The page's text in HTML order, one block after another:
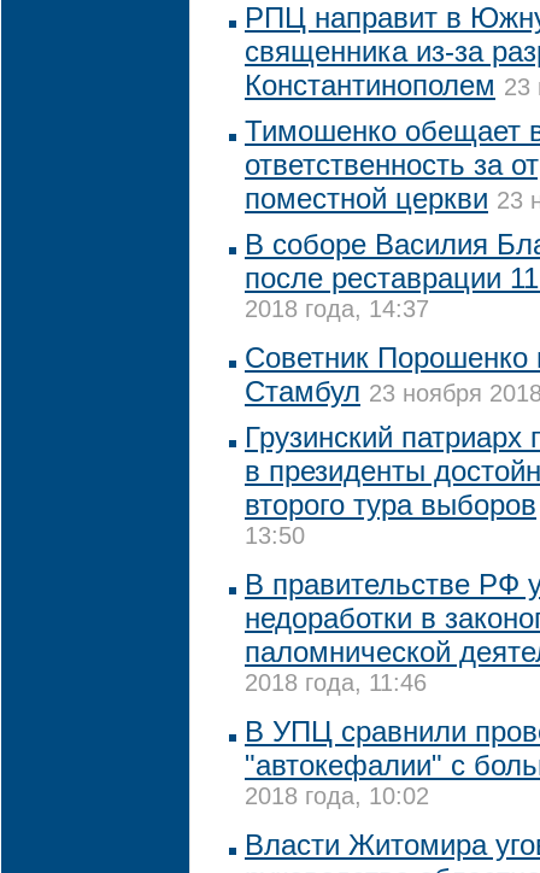
РПЦ направит в
священника из-за
Константинополем 23
Тимошенко обещает
ответственность за
поместной церкви 23
В соборе Василия
после реставрации
2018 года, 14:37
Советник Порошенко
Стамбул 23 ноября
Грузинский
в президенты
второго тура выборов
13:50
В правительстве РФ
недоработки в
паломнической
2018 года, 11:46
В УПЦ сравнили
"автокефалии" с
2018 года, 10:02
Власти Житомира